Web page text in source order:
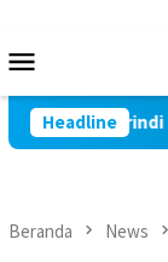
konten
Mobile
Headline
Warga Marindi
Beranda News